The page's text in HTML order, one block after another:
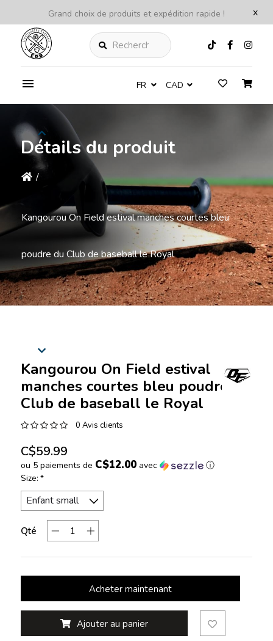
x
Grand choix de produits et expédition rapide !
Rechercher
FR CAD
Détails du produit
/
Kangourou On Field estival manches courtes bleu
poudre du Club de baseball le Royal
Kangourou On Field estival
manches courtes bleu poudre du
Club de baseball le Royal
0 Avis clients
C$59.99
ou 5 paiements de C$12.00avec ⓘ
Size: *
Qté
Acheter maintenant
Ajouter au panier